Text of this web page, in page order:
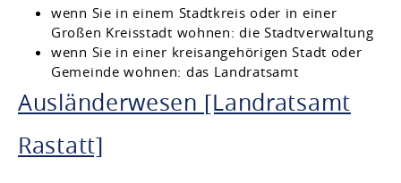
wenn Sie in einem Stadtkreis oder in einer
Großen Kreisstadt wohnen: die Stadtverwaltung
wenn Sie in einer kreisangehörigen Stadt oder
Gemeinde wohnen: das Landratsamt
Ausländerwesen [Landratsamt
Rastatt]